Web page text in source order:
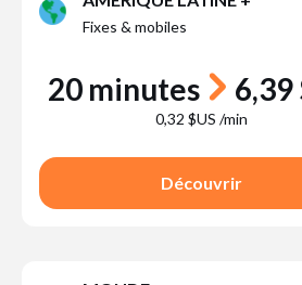
Fixes & mobiles
20 minutes 6,39
0,32 $US /min
Découvrir